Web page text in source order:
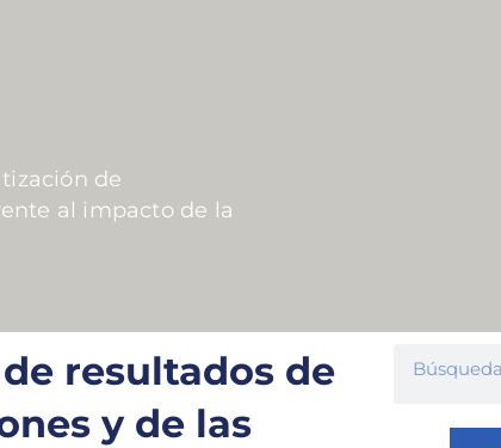
de
al impacto de la
resultados de
y de las